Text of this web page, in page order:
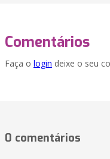
Comentários
Faça o login deixe o seu
0 comentários